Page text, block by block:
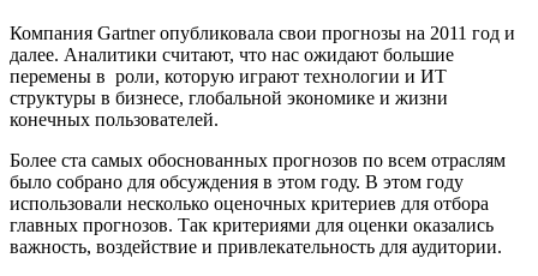
Компания Gartner опубликовала свои прогнозы на 2011 год и
далее. Аналитики считают, что нас ожидают большие
перемены в роли, которую играют технологии и ИТ
структуры в бизнесе, глобальной экономике и жизни
конечных пользователей.
Более ста самых обоснованных прогнозов по всем отраслям
было собрано для обсуждения в этом году. В этом году
использовали несколько оценочных критериев для отбора
главных прогнозов. Так критериями для оценки оказались
важность, воздействие и привлекательность для аудитории.